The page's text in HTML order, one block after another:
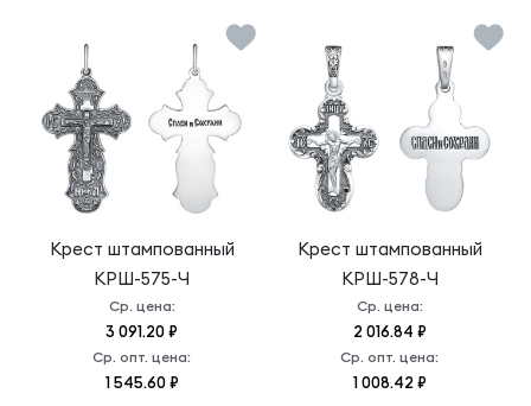
Крест штампованный
КРШ-575-Ч
Ср. цена:
3 091.20 ₽
Ср. опт. цена:
1 545.60 ₽
Крест штампованный
КРШ-578-Ч
Ср. цена:
2 016.84 ₽
Ср. опт. цена:
1 008.42 ₽